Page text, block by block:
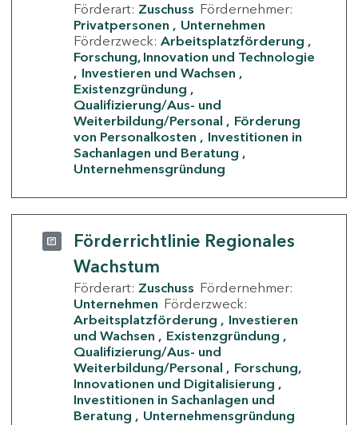
Förderart: Zuschuss Fördernehmer:
Privatpersonen
Unternehmen
Förderzweck: Arbeitsplatzförderung
Forschung, Innovation und Technologie
Investieren und Wachsen
Existenzgründung
Qualifizierung/Aus- und
Weiterbildung/Personal
Förderung
von Personalkosten
Investitionen in
Sachanlagen und Beratung
Unternehmensgründung
Förderrichtlinie Regionales
Wachstum
Förderart: Zuschuss Fördernehmer:
Unternehmen Förderzweck:
Arbeitsplatzförderung
Investieren
und Wachsen
Existenzgründung
Qualifizierung/Aus- und
Weiterbildung/Personal
Forschung,
Innovationen und Digitalisierung
Investitionen in Sachanlagen und
Beratung
Unternehmensgründung